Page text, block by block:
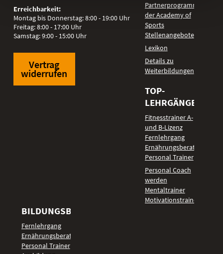
Erreichbarkeit:
Montag bis Donnerstag: 8:00 - 19:00 Uhr
Freitag: 8:00 - 17:00 Uhr
Samstag: 9:00 - 15:00 Uhr
Vertrag
widerrufen
Partnerprogramm
der Academy of
Sports
Stellenangebote
Lexikon
Details zu
Weiterbildungen
TOP-
LEHRGÄNGE
Fitnesstrainer A-
und B-Lizenz
Fernlehrgang
Ernährungsberater
Personal Trainer
Personal Coach
werden
Mentaltrainer
Motivationstrainer
BILDUNGSBEREICHE
Fernlehrgang
Ernährungsberater
Personal Trainer